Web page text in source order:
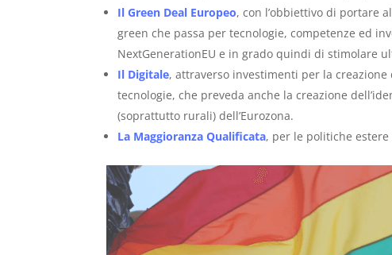
Il Green Deal Europeo, con l’obbiettivo di portare
green che passa per tecnologie, competenze ed
NextGenerationEU e in grado quindi di stimolare
Il Digitale, attraverso investimenti per la
tecnologie, che preveda anche la creazione
(soprattutto rurali) dell’Eurozona.
La Maggioranza Qualificata, per le politiche